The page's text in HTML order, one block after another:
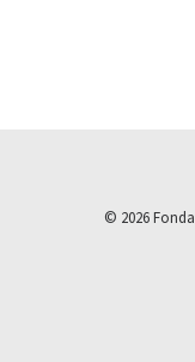
© 2026